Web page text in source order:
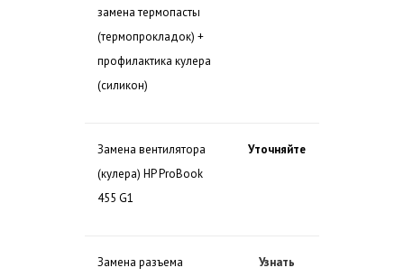
замена термопасты
(термопрокладок) +
профилактика кулера
(силикон)
Замена вентилятора
(кулера) HP ProBook
455 G1
Уточняйте
Замена разъема
Узнать